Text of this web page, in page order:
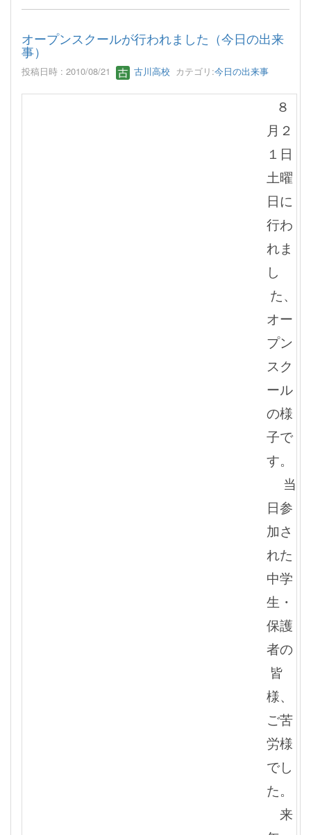
オープンスクールが行われました（今日の出来
事）
投稿日時 : 2010/08/21 古川高校 カテゴリ:今日の出来事
８
月２
１日
土曜
日に
行わ
れま
し
た、
オー
プン
スク
ール
の様
子で
す。
当
日参
加さ
れた
中学
生・
保護
者の
皆
様、
ご苦
労様
でし
た。
来